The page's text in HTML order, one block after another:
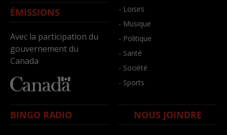
ÉMISSIONS
Avec la participation du
gouvernement du
Canada
- Loisirs
- Musique
- Politique
- Santé
- Société
- Sports
BINGO RADIO NOUS JOINDRE